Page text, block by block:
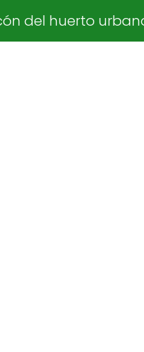
del huerto